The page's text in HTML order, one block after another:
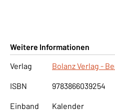
Weitere Informationen
Verlag
Bolanz Verlag -
ISBN 9783866039254
Einband Kalender